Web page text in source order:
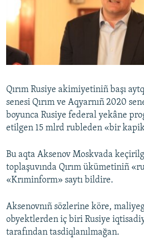
FİKİR
Русский
Українською
RFE/RS bütün saytları
Qırım Rusiye akimiyetiniñ başı
senesi Qırım ve Aqyarnıñ 2020
boyunca Rusiye federal yekâne
etilgen 15 mlrd rubleden «bir
Bu aqta Aksenov Moskvada
toplaşuvında Qırım ükümetiniñ
«Krıminform» saytı bildire.
Aksenovnıñ sözlerine köre,
obyektlerden iç biri Rusiye
tarafından tasdiqlanılmağan.